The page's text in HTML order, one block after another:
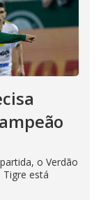
o Verdão
Tigre está